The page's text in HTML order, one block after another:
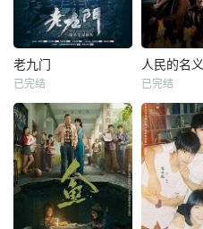
老九门
已完结
人民的名义
已完结